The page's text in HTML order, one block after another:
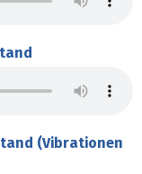
(Vibrationen